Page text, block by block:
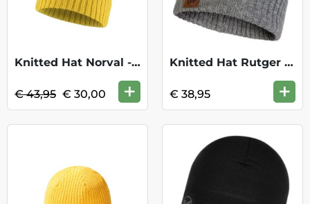
Knitted Hat Norval - Honey KOOPJE
€ 43,95 € 30,00 +
Knitted Hat Rutger - Graphite
€ 38,95 +